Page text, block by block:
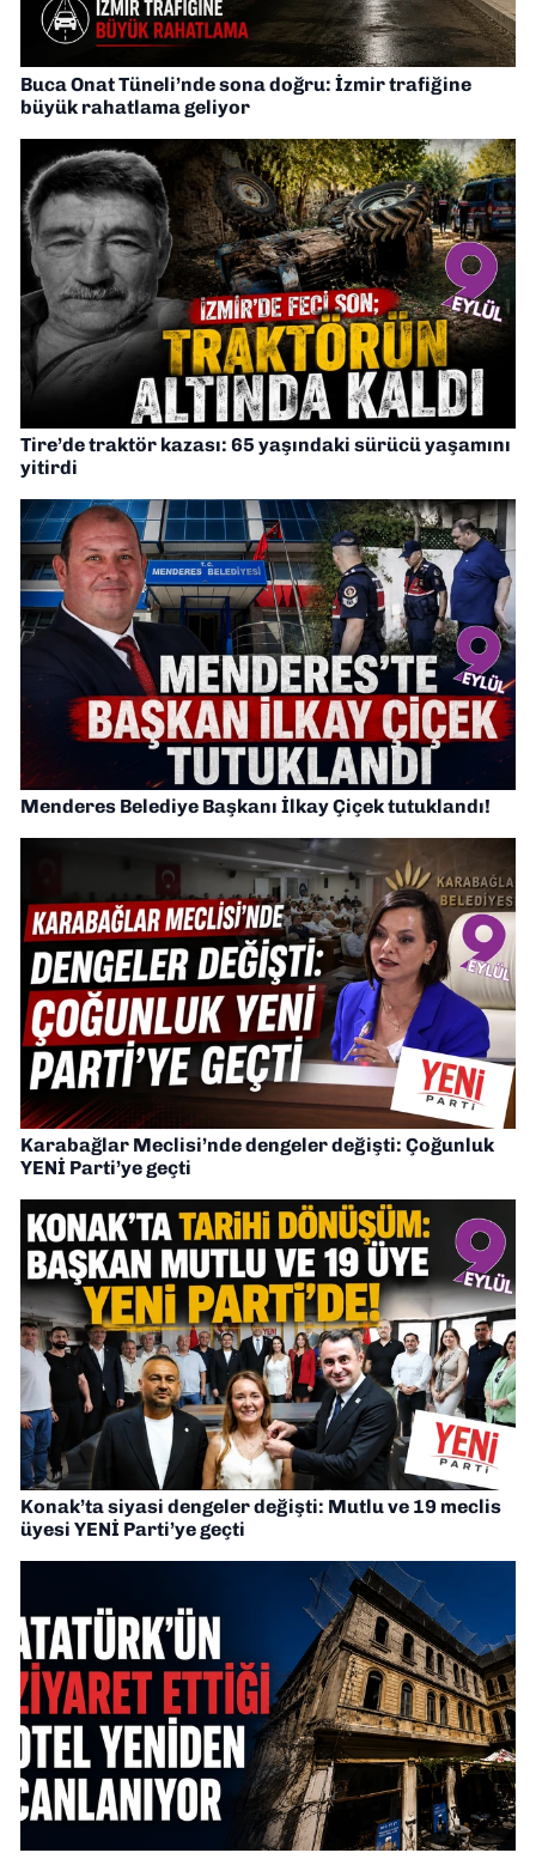
Buca Onat Tüneli’nde sona doğru: İzmir trafiğine
büyük rahatlama geliyor
Tire’de traktör kazası: 65 yaşındaki sürücü yaşamını
yitirdi
Menderes Belediye Başkanı İlkay Çiçek tutuklandı!
Karabağlar Meclisi’nde dengeler değişti: Çoğunluk
YENİ Parti’ye geçti
Konak’ta siyasi dengeler değişti: Mutlu ve 19 meclis
üyesi YENİ Parti’ye geçti